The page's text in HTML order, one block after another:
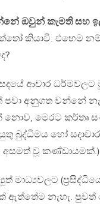
ඔවුන් කැමති සහ
කියාවි. එහෙම නම්
ආචාර ධර්මවලට
අනුගත වන්නේ
නොව, මෙරට කර්තෘ
බුද්ධිමය හෝ
අසමත් වූ කණ්ඩායමක්.)
මාධ්‍යවලට
ඇත්තේම නැහැ.